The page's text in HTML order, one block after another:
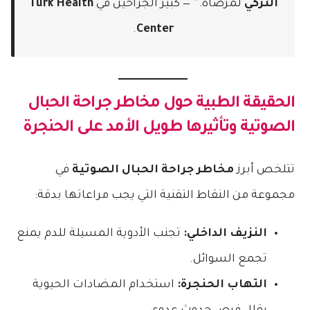
التركي لمرضاه.” — كبير الجراحين فيTurk Health
Center
.
الحقيقة الطبية حول مخاطر جراحة الحبال
الصوتية وتأثيرها طويل الأمد على الحنجرة
تتلخص أبرزمخاطر جراحة الحبال الصوتية في
مجموعة من النقاط التقنية التي يجب مراعاتها بدقة:
النزيف الداخلي: تجنب الأدوية المسيلة للدم يمنع
تجمع السوائل.
التهاب الحنجرة: استخدام المضادات الحيوية